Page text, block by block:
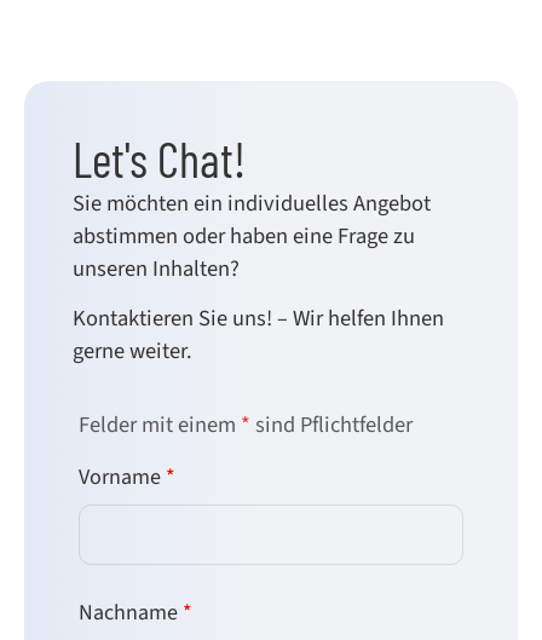
Let's Chat!
Sie möchten ein individuelles Angebot
abstimmen oder haben eine Frage zu
unseren Inhalten?
Kontaktieren Sie uns! – Wir helfen Ihnen
gerne weiter.
Felder mit einem *sind Pflichtfelder
Vorname *
Nachname *